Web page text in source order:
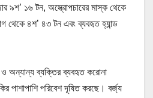
৯শ’ ১৬ টন, অস্ত্রোপচারের মাস্ক থেকে
থেকে ৪শ’ ৪৩ টন এবং ব্যবহৃত হ্যান্ড
ও অন্যান্য ব্যক্তির ব্যবহৃত করোনা
পাশাপাশি পরিবেশ দূষিত করছে। বর্জ্য